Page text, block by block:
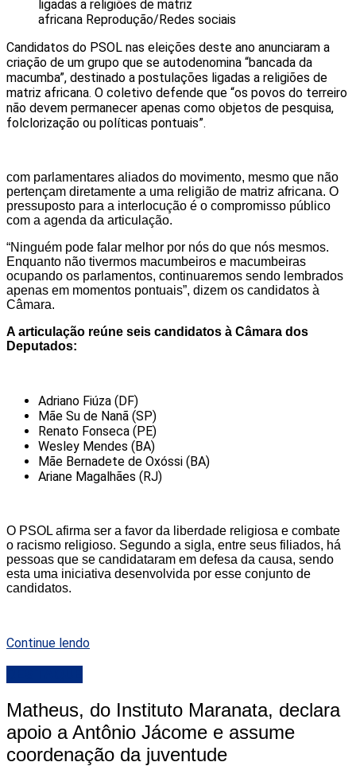
ligadas a religiões de matriz
africana Reprodução/Redes sociais
Candidatos do PSOL nas eleições deste ano anunciaram a
criação de um grupo que se autodenomina “bancada da
macumba”, destinado a postulações ligadas a religiões de
matriz africana. O coletivo defende que “os povos do terreiro
não devem permanecer apenas como objetos de pesquisa,
folclorização ou políticas pontuais”.
com parlamentares aliados do movimento, mesmo que não
pertençam diretamente a uma religião de matriz africana. O
pressuposto para a interlocução é o compromisso público
com a agenda da articulação.
“Ninguém pode falar melhor por nós do que nós mesmos.
Enquanto não tivermos macumbeiros e macumbeiras
ocupando os parlamentos, continuaremos sendo lembrados
apenas em momentos pontuais”, dizem os candidatos à
Câmara.
A articulação reúne seis candidatos à Câmara dos
Deputados:
Adriano Fiúza (DF)
Mãe Su de Nanã (SP)
Renato Fonseca (PE)
Wesley Mendes (BA)
Mãe Bernadete de Oxóssi (BA)
Ariane Magalhães (RJ)
O PSOL afirma ser a favor da liberdade religiosa e combate
o racismo religioso. Segundo a sigla, entre seus filiados, há
pessoas que se candidataram em defesa da causa, sendo
esta uma iniciativa desenvolvida por esse conjunto de
candidatos.
Continue lendo
Matheus, do Instituto Maranata, declara
apoio a Antônio Jácome e assume
coordenação da juventude